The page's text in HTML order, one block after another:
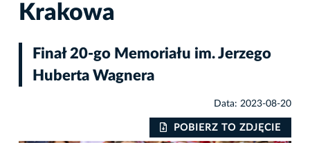
Krakowa
Finał 20-go Memoriału im. Jerzego
Huberta Wagnera
Data: 2023-08-20
POBIERZ TO ZDJĘCIE